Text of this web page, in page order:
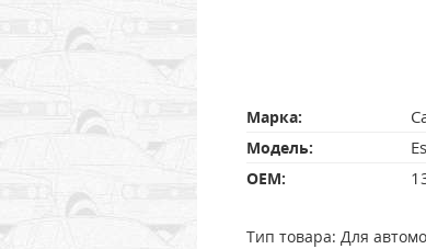
Марка:
Модель:
OEM:
Тип товара: Для